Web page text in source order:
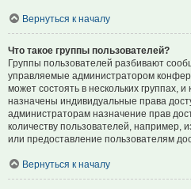
Вернуться к началу
Что такое группы пользователей?
Группы пользователей разбивают
управляемые администратором
может состоять в нескольких группах,
назначены индивидуальные права
администраторам назначение прав
количеству пользователей, например,
или предоставление пользователям
Вернуться к началу